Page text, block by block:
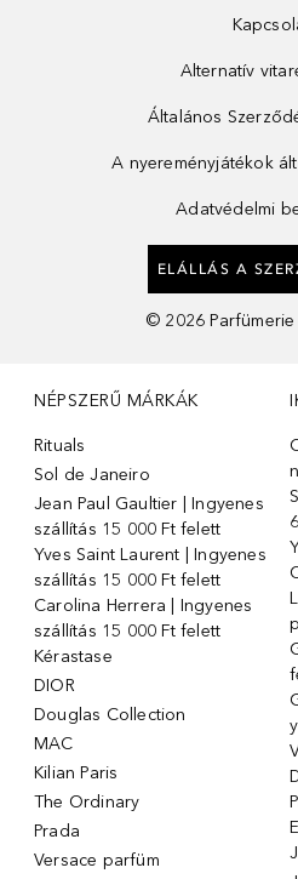
Alternatív
Általános
A nyereményjátékok
Adatvédelmi
ELÁLLÁS A
© 2026
NÉPSZERŰ MÁRKÁK
Rituals
Sol de Janeiro
Jean Paul Gaultier | Ingyenes
szállítás 15 000 Ft felett
Yves Saint Laurent | Ingyenes
szállítás 15 000 Ft felett
Carolina Herrera | Ingyenes
szállítás 15 000 Ft felett
Kérastase
DIOR
Douglas Collection
MAC
Kilian Paris
The Ordinary
Prada
Versace parfüm